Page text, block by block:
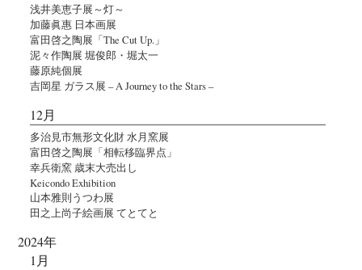
浅井美恵子展～灯～
加藤眞惠 日本画展
富田啓之陶展「The Cut Up.」
泥々作陶展 堀俊郎・堀太一
藤原純個展
吉岡星 ガラス展 – A Journey to the Stars –
12月
多治見市無形文化財 水月窯展
富田啓之陶展「相転移臨界点」
幸兵衛窯 歳末大売出し
Keicondo Exhibition
山本雅則うつわ展
田之上尚子絵画展 てとてと
2024年
1月